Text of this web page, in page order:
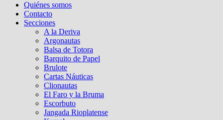
Quiénes somos
Contacto
Secciones
A la Deriva
Argonautas
Balsa de Totora
Barquito de Papel
Brulote
Cartas Náuticas
Clionautas
El Faro y la Bruma
Escorbuto
Jangada Rioplatense